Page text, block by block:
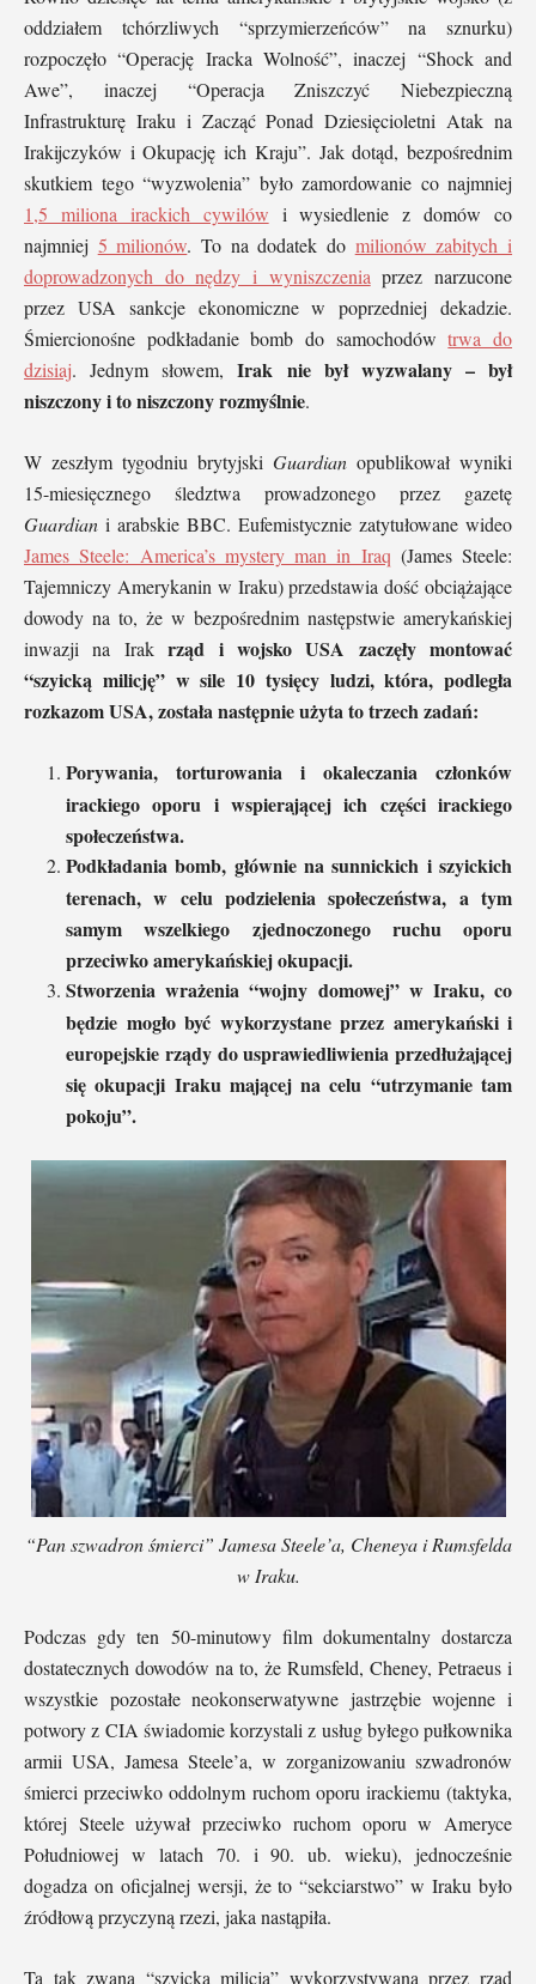
oddziałem tchórzliwych “sprzymierzeńców” na sznurku)
rozpoczęło “Operację Iracka Wolność”, inaczej “Shock and
Awe”, inaczej “Operacja Zniszczyć Niebezpieczną
Infrastrukturę Iraku i Zacząć Ponad Dziesięcioletni Atak na
Irakijczyków i Okupację ich Kraju”. Jak dotąd, bezpośrednim
skutkiem tego “wyzwolenia” było zamordowanie co najmniej
1,5 miliona irackich cywilów i wysiedlenie z domów co
najmniej 5 milionów. To na dodatek do milionów zabitych i
doprowadzonych do nędzy i wyniszczeniaprzez narzucone
przez USA sankcje ekonomiczne w poprzedniej dekadzie.
Śmiercionośne podkładanie bomb do samochodówtrwa do
dzisiaj. Jednym słowem,Irak nie był wyzwalany – był
niszczony i to niszczony rozmyślnie.
W zeszłym tygodniu brytyjski Guardian opublikował wyniki
15-miesięcznego śledztwa prowadzonego przez gazetę
Guardian i arabskie BBC. Eufemistycznie zatytułowane wideo
James Steele: America’s mystery man in Iraq (James Steele:
Tajemniczy Amerykanin w Iraku) przedstawia dość obciążające
dowody na to, że w bezpośrednim następstwie amerykańskiej
inwazji na Irakrząd i wojsko USA zaczęły montować
“szyicką milicję” w sile 10 tysięcy ludzi, która, podległa
rozkazom USA, została następnie użyta to trzech zadań:
Porywania, torturowania i okaleczania członków
irackiego oporu i wspierającej ich części irackiego
społeczeństwa.
Podkładania bomb, głównie na sunnickich i szyickich
terenach, w celu podzielenia społeczeństwa, a tym
samym wszelkiego zjednoczonego ruchu oporu
przeciwko amerykańskiej okupacji.
Stworzenia wrażenia “wojny domowej” w Iraku, co
będzie mogło być wykorzystane przez amerykański i
europejskie rządy do usprawiedliwienia przedłużającej
się okupacji Iraku mającej na celu “utrzymanie tam
pokoju”.
“Pan szwadron śmierci” Jamesa Steele’a, Cheneya i Rumsfelda
w Iraku.
Podczas gdy ten 50-minutowy film dokumentalny dostarcza
dostatecznych dowodów na to, że Rumsfeld, Cheney, Petraeus i
wszystkie pozostałe neokonserwatywne jastrzębie wojenne i
potwory z CIA świadomie korzystali z usług byłego pułkownika
armii USA, Jamesa Steele’a, w zorganizowaniu szwadronów
śmierci przeciwko oddolnym ruchom oporu irackiemu (taktyka,
której Steele używał przeciwko ruchom oporu w Ameryce
Południowej w latach 70. i 90. ub. wieku), jednocześnie
dogadza on oficjalnej wersji, że to “sekciarstwo” w Iraku było
źródłową przyczyną rzezi, jaka nastąpiła.
Ta tak zwana “szyicka milicja” wykorzystywana przez rząd